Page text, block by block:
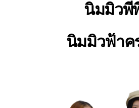
นิมมิวพี
นิมมิวฟ้าค